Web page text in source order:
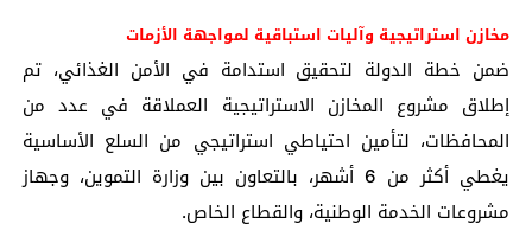
مخازن استراتيجية وآليات استباقية لمواجهة الأزمات
ضمن خطة الدولة لتحقيق استدامة في الأمن الغذائي، تم
إطلاق مشروع المخازن الاستراتيجية العملاقة في عدد من
المحافظات، لتأمين احتياطي استراتيجي من السلع الأساسية
يغطي أكثر من 6 أشهر، بالتعاون بين وزارة التموين، وجهاز
مشروعات الخدمة الوطنية، والقطاع الخاص.